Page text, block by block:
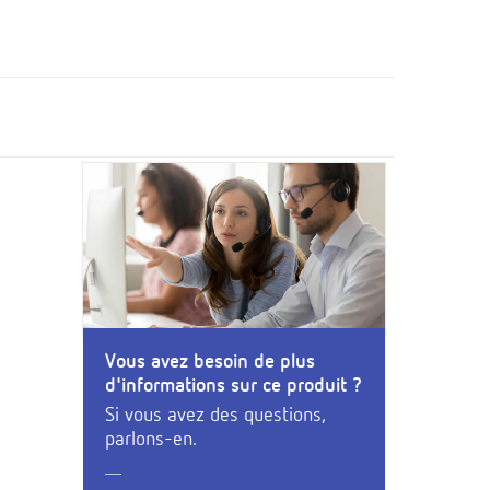
Vous avez besoin de plus
d'informations sur ce produit ?
Si vous avez des questions,
parlons-en.